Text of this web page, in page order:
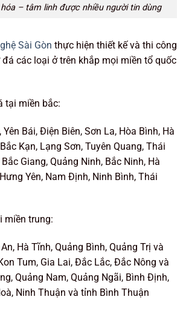
– tâm linh được nhiều người tin dùng
Sài Gòn thực hiện thiết kế và thi công
các loại ở trên khắp mọi miền tổ quốc
tại miền bắc:
Yên Bái, Điện Biên, Sơn La, Hòa Bình, Hà
Kạn, Lạng Sơn, Tuyên Quang, Thái
Giang, Quảng Ninh, Bắc Ninh, Hà
Yên, Nam Định, Ninh Bình, Thái
miền trung:
Hà Tĩnh, Quảng Bình, Quảng Trị và
Tum, Gia Lai, Đắc Lắc, Đắc Nông và
Quảng Nam, Quảng Ngãi, Bình Định,
Ninh Thuận và tỉnh Bình Thuận